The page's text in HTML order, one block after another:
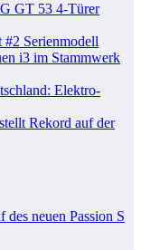
GT 53 4-Türer
#2 Serienmodell
i3 im Stammwerk
Elektro-
Rekord auf der
des neuen Passion S